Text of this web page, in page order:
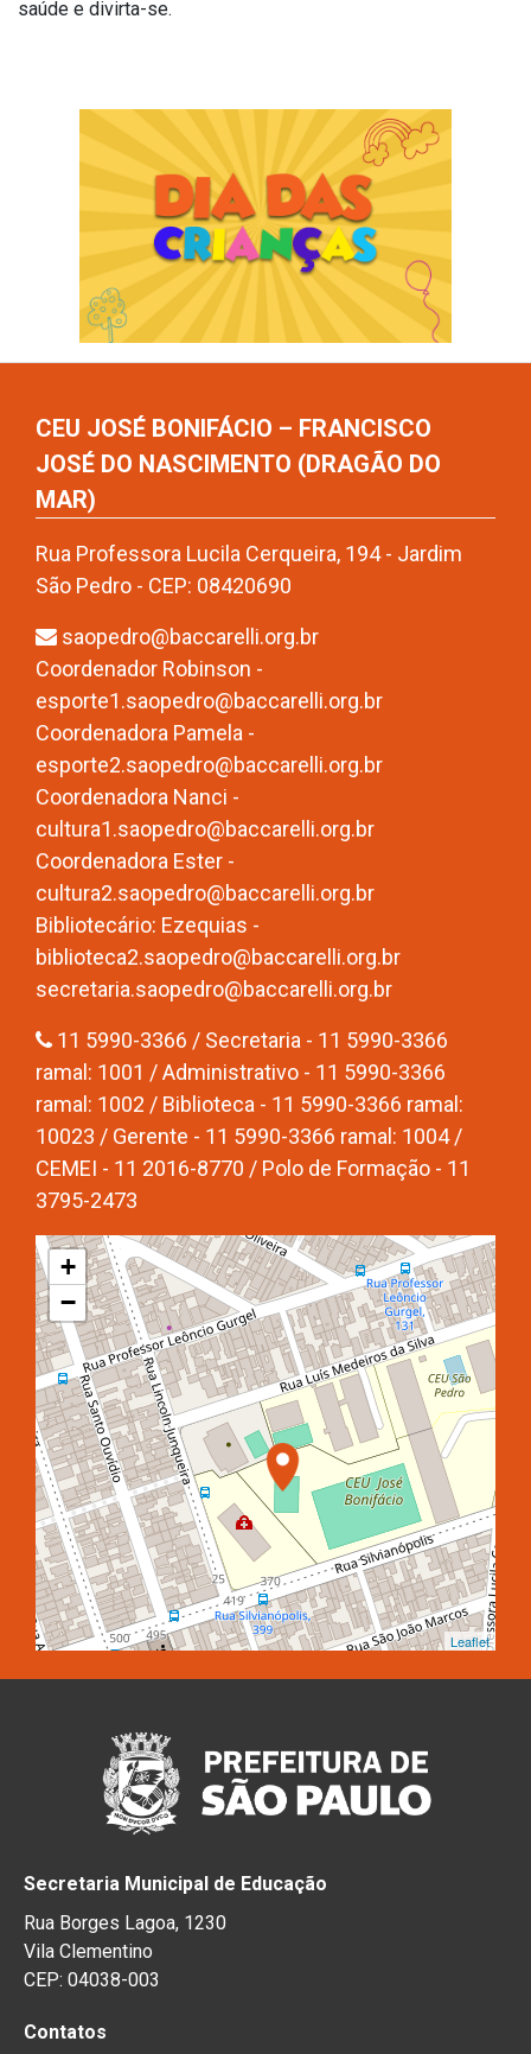
saúde e divirta-se.
CEU JOSÉ BONIFÁCIO – FRANCISCO
JOSÉ DO NASCIMENTO (DRAGÃO DO
MAR)
Rua Professora Lucila Cerqueira, 194 - Jardim
São Pedro - CEP: 08420690
saopedro@baccarelli.org.br
Coordenador Robinson -
esporte1.saopedro@baccarelli.org.br
Coordenadora Pamela -
esporte2.saopedro@baccarelli.org.br
Coordenadora Nanci -
cultura1.saopedro@baccarelli.org.br
Coordenadora Ester -
cultura2.saopedro@baccarelli.org.br
Bibliotecário: Ezequias -
biblioteca2.saopedro@baccarelli.org.br
secretaria.saopedro@baccarelli.org.br
11 5990-3366 / Secretaria - 11 5990-3366
ramal: 1001 / Administrativo - 11 5990-3366
ramal: 1002 / Biblioteca - 11 5990-3366 ramal:
10023 / Gerente - 11 5990-3366 ramal: 1004 /
CEMEI - 11 2016-8770 / Polo de Formação - 11
3795-2473
+
−
Leaflet
Secretaria Municipal de Educação
Rua Borges Lagoa, 1230
Vila Clementino
CEP: 04038-003
Contatos